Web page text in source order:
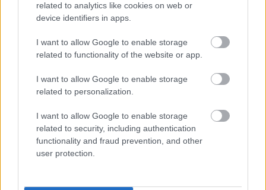
related to analytics like cookies on web or
device identifiers in apps.
I want to allow Google to enable storage
related to functionality of the website or app.
I want to allow Google to enable storage
related to personalization.
I want to allow Google to enable storage
related to security, including authentication
functionality and fraud prevention, and other
user protection.
Aktuális
Paks II.: Mit jelent az 5. blokk új
árnyékában?
HIRDETÉS